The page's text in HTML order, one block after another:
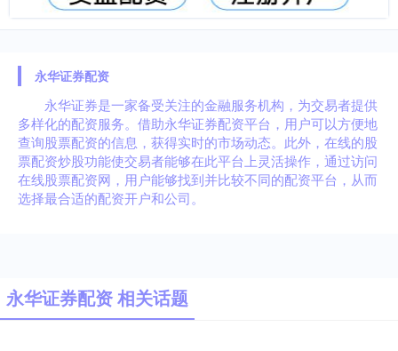
永华证券配资
永华证券是一家备受关注的金融服务机构，为交易者提供
多样化的配资服务。借助永华证券配资平台，用户可以方便地
查询股票配资的信息，获得实时的市场动态。此外，在线的股
票配资炒股功能使交易者能够在此平台上灵活操作，通过访问
在线股票配资网，用户能够找到并比较不同的配资平台，从而
选择最合适的配资开户和公司。
永华证券配资 相关话题